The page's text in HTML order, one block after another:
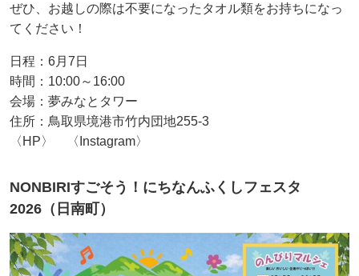
ぜひ、お越しの際は不要になったタオル類をお持ちになっ
てください！
日程：6月7日
時間：10:00～16:00
会場：夢みなとタワー
住所：鳥取県境港市竹内団地255-3
〈HP〉 〈Instagram〉
NONBIRIすごそう！にちなんふくしフェスタ
2026（日南町）